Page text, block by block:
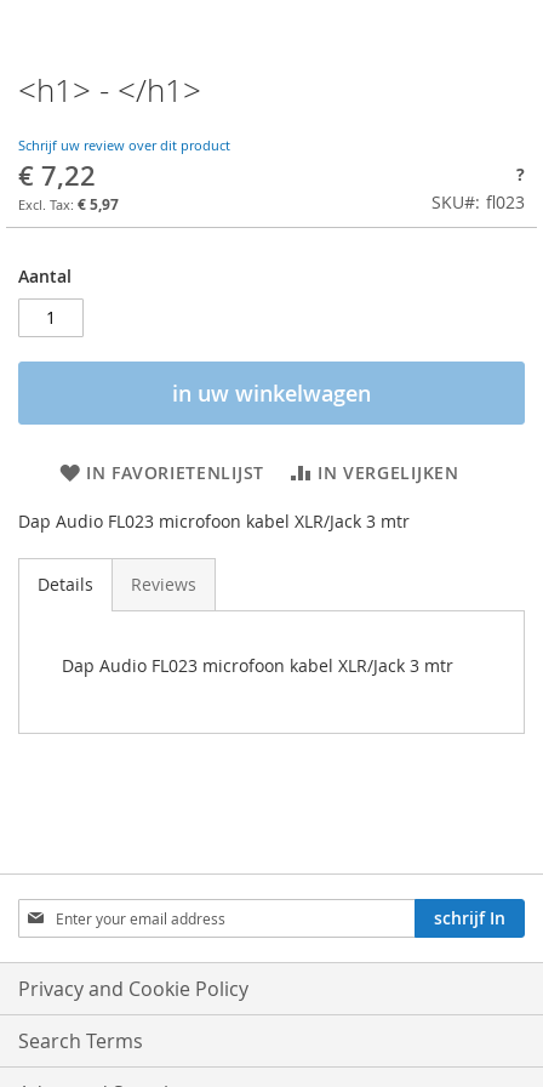
<h1> - </h1>
Schrijf uw review over dit product
€ 7,22
€ 5,97
?
SKU
fl023
Aantal
in uw winkelwagen
IN FAVORIETENLIJST IN VERGELIJKEN
Dap Audio FL023 microfoon kabel XLR/Jack 3 mtr
Details Reviews
Dap Audio FL023 microfoon kabel XLR/Jack 3 mtr
Aboneren
op
onze
nieuwsbrief:
schrijf In
Privacy and Cookie Policy
Search Terms